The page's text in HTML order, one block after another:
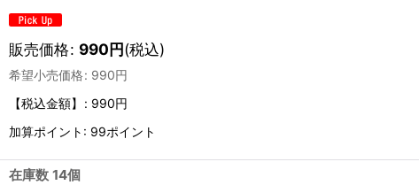
販売価格: 990円(税込)
希望小売価格: 990円
【税込金額】
: 990円
加算ポイント: 99ポイント
在庫数 14個